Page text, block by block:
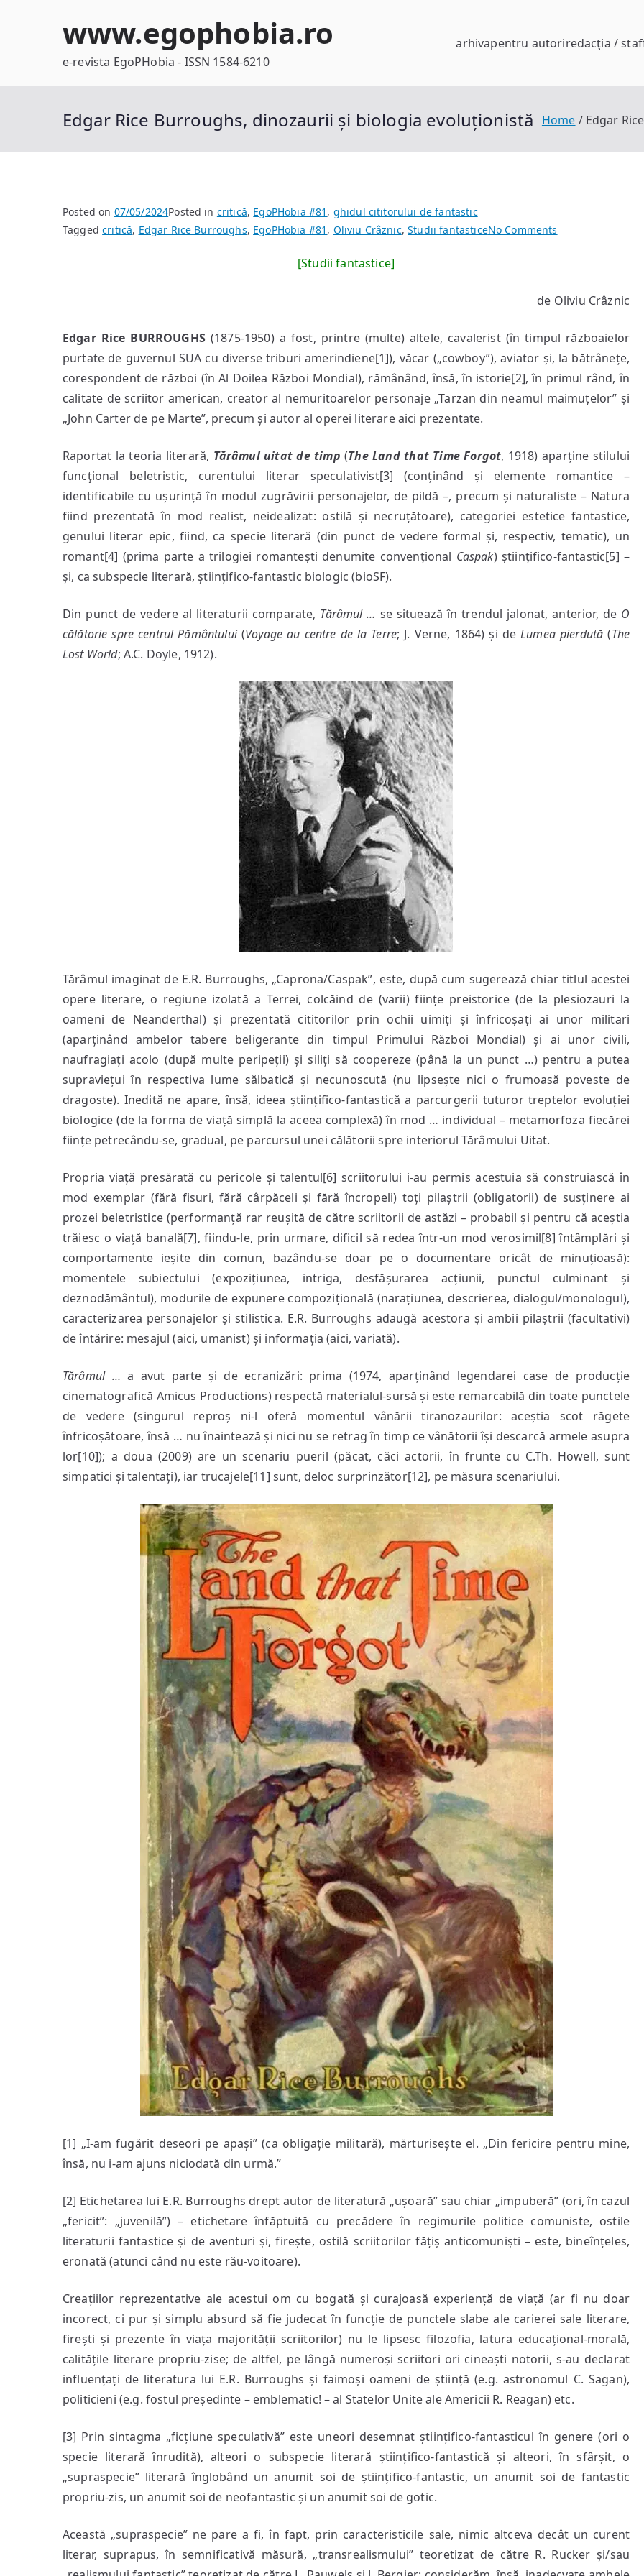
www.egophobia.ro
e-revista EgoPHobia - ISSN 1584-6210
arhivapentru autoriredacţia /
Edgar Rice Burroughs, dinozaurii și biologia evoluționistă Home Edgar
Posted on 07/05/2024Posted in critică, EgoPHobia #81 , ghidul cititorului de fantastic
Taggedcritică, Edgar Rice Burroughs, EgoPHobia #81 , Oliviu Crâznic,Studii fantasticeNo Comments
dinozaurii
biologia
evoluționistă
[Studii fantastice]
de Oliviu Crâznic
Edgar Rice BURROUGHS(1875-1950) a fost, printre (multe) altele, cavalerist (în timpul războaielor
purtate de guvernul SUA cu diverse triburi amerindiene[1]), văcar („cowboy”), aviator și, la bătrânețe,
corespondent de război (în Al Doilea Război Mondial), rămânând, însă, în istorie[2], în primul rând, în
calitate de scriitor american, creator al nemuritoarelor personaje „Tarzan din neamul maimuțelor” și
„John Carter de pe Marte”, precum și autor al operei literare aici prezentate.
Raportat la teoria literară, Tărâmul uitat de timp (The Land that Time Forgot, 1918) aparține stilului
funcţional beletristic, curentului literar speculativist[3] (conținând și elemente romantice –
identificabile cu ușurință în modul zugrăvirii personajelor, de pildă –, precum și naturaliste – Natura
fiind prezentată în mod realist, neidealizat: ostilă și necruțătoare), categoriei estetice fantastice,
genului literar epic, fiind, ca specie literară (din punct de vedere formal și, respectiv, tematic), un
romant[4] (prima parte a trilogiei romantești denumite convențional Caspak) științifico-fantastic[5] –
și, ca subspecie literară, științifico-fantastic biologic (bioSF).
Din punct de vedere al literaturii comparate, Tărâmul … se situează în trendul jalonat, anterior, de O
călătorie spre centrul Pământului (Voyage au centre de la Terre; J. Verne, 1864) și deLumea pierdută (The
Lost World; A.C. Doyle, 1912).
Tărâmul imaginat de E.R. Burroughs, „Caprona/Caspak”, este, după cum sugerează chiar titlul acestei
opere literare, o regiune izolată a Terrei, colcăind de (varii) ființe preistorice (de la plesiozauri la
oameni de Neanderthal) și prezentată cititorilor prin ochii uimiți și înfricoșați ai unor militari
(aparținând ambelor tabere beligerante din timpul Primului Război Mondial) și ai unor civili,
naufragiați acolo (după multe peripeții) și siliți să coopereze (până la un punct …) pentru a putea
supraviețui în respectiva lume sălbatică și necunoscută (nu lipsește nici o frumoasă poveste de
dragoste). Inedită ne apare, însă, ideea științifico-fantastică a parcurgerii tuturor treptelor evoluției
biologice (de la forma de viață simplă la aceea complexă) în mod … individual – metamorfoza fiecărei
ființe petrecându-se, gradual, pe parcursul unei călătorii spre interiorul Tărâmului Uitat.
Propria viață presărată cu pericole și talentul[6] scriitorului i-au permis acestuia să construiască în
mod exemplar (fără fisuri, fără cârpăceli și fără încropeli) toți pilaștrii (obligatorii) de susținere ai
prozei beletristice (performanță rar reușită de către scriitorii de astăzi – probabil și pentru că aceștia
trăiesc o viață banală[7], fiindu-le, prin urmare, dificil să redea într-un mod verosimil[8] întâmplări și
comportamente ieșite din comun, bazându-se doar pe o documentare oricât de minuțioasă):
momentele subiectului (expozițiunea, intriga, desfășurarea acțiunii, punctul culminant și
deznodământul), modurile de expunere compozițională (narațiunea, descrierea, dialogul/monologul),
caracterizarea personajelor și stilistica. E.R. Burroughs adaugă acestora și ambii pilaștrii (facultativi)
de întărire: mesajul (aici, umanist) și informația (aici, variată).
Tărâmul … a avut parte și de ecranizări: prima (1974, aparținând legendarei case de producție
cinematografică Amicus Productions) respectă materialul-sursă și este remarcabilă din toate punctele
de vedere (singurul reproș ni-l oferă momentul vânării tiranozaurilor: aceștia scot răgete
înfricoșătoare, însă … nu înaintează și nici nu se retrag în timp ce vânătorii își descarcă armele asupra
lor[10]); a doua (2009) are un scenariu pueril (păcat, căci actorii, în frunte cu C.Th. Howell, sunt
simpatici și talentați), iar trucajele[11] sunt, deloc surprinzător[12], pe măsura scenariului.
[1] „I-am fugărit deseori pe apași” (ca obligație militară), mărturisește el. „Din fericire pentru mine,
însă, nu i-am ajuns niciodată din urmă.”
[2] Etichetarea lui E.R. Burroughs drept autor de literatură „ușoară” sau chiar „impuberă” (ori, în cazul
„fericit”: „juvenilă”) – etichetare înfăptuită cu precădere în regimurile politice comuniste, ostile
literaturii fantastice și de aventuri și, firește, ostilă scriitorilor fățiș anticomuniști – este, bineînțeles,
eronată (atunci când nu este rău-voitoare).
Creațiilor reprezentative ale acestui om cu bogată și curajoasă experiență de viață (ar fi nu doar
incorect, ci pur și simplu absurd să fie judecat în funcție de punctele slabe ale carierei sale literare,
firești și prezente în viața majorității scriitorilor) nu le lipsesc filozofia, latura educațional-morală,
calitățile literare propriu-zise; de altfel, pe lângă numeroși scriitori ori cineaști notorii, s-au declarat
influențați de literatura lui E.R. Burroughs și faimoși oameni de știință (e.g. astronomul C. Sagan),
politicieni (e.g. fostul președinte – emblematic! – al Statelor Unite ale Americii R. Reagan) etc.
[3] Prin sintagma „ficțiune speculativă” este uneori desemnat științifico-fantasticul în genere (ori o
specie literară înrudită), alteori o subspecie literară științifico-fantastică și alteori, în sfârșit, o
„supraspecie” literară înglobând un anumit soi de științifico-fantastic, un anumit soi de fantastic
propriu-zis, un anumit soi de neofantastic și un anumit soi de gotic.
Această „supraspecie” ne pare a fi, în fapt, prin caracteristicile sale, nimic altceva decât un curent
literar, suprapus, în semnificativă măsură, „transrealismului” teoretizat de către R. Rucker și/sau